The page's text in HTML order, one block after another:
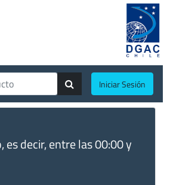
Iniciar Sesión
decir, entre las 00:00 y